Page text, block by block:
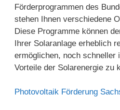
Förderprogrammen des
stehen Ihnen verschiedene
Diese Programme können
Ihrer Solaranlage erheblich
ermöglichen, noch schneller
Vorteile der Solarenergie zu
Photovoltaik Förderung